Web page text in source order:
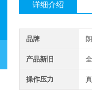
详细介绍
品牌
产品新旧
操作压力